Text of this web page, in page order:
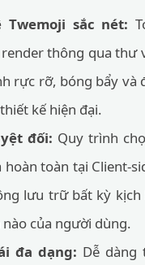
Twemoji sắc nét:
thông qua thư
rực rỡ, bóng bẩy và
kế hiện đại.
đối: Quy trình
hoàn toàn tại Client-
lưu trữ bất kỳ kịch
nào của người dùng.
đa dạng: Dễ dàng